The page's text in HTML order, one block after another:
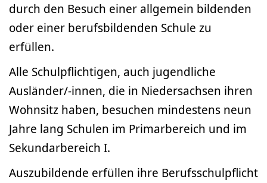
durch den Besuch einer allgemein bildenden
oder einer berufsbildenden Schule zu
erfüllen.
Alle Schulpflichtigen, auch jugendliche
Ausländer/-innen, die in Niedersachsen ihren
Wohnsitz haben, besuchen mindestens neun
Jahre lang Schulen im Primarbereich und im
Sekundarbereich I.
Auszubildende erfüllen ihre Berufsschulpflicht